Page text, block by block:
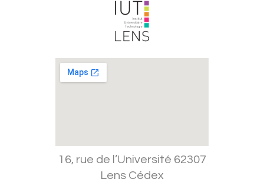
16, rue de l’Université 62307
Lens Cédex